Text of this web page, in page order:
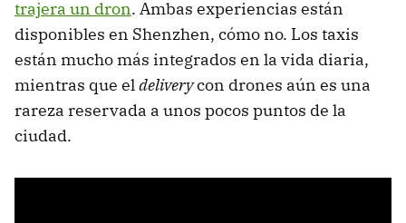
trajera un dron. Ambas experiencias están
disponibles en Shenzhen, cómo no. Los taxis
están mucho más integrados en la vida diaria,
mientras que eldeliverycon drones aún es una
rareza reservada a unos pocos puntos de la
ciudad.